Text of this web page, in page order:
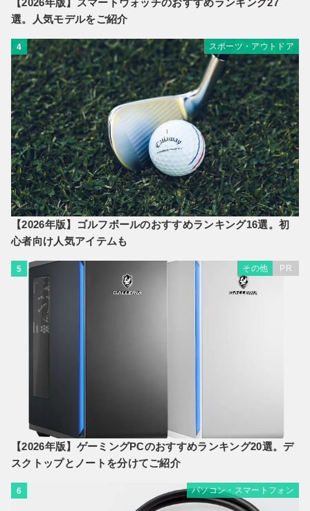
選。人気モデルをご紹介
4 スポーツ・アウトドア
【2026年版】ゴルフボールのおすすめランキング16選。初
心者向け人気アイテムも
5 その他 PR
【2026年版】ゲーミングPCのおすすめランキング20選。デ
スクトップとノートを分けてご紹介
6 パソコン・スマートフォン